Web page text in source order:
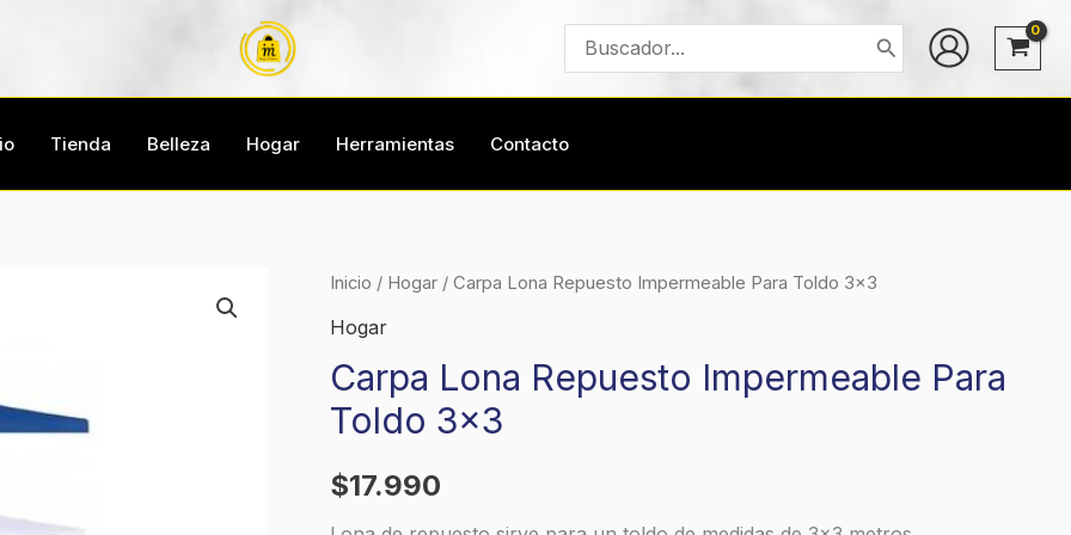
Buscar
por:
Tienda Belleza Hogar Herramientas Contacto
Inicio / Hogar/ Carpa Lona Repuesto Impermeable Para Toldo 3×3
Hogar
Carpa Lona Repuesto Impermeable Para
Toldo 3×3
$17.990
Carpa
Lona
Impermeable
Para
3x3
cantidad